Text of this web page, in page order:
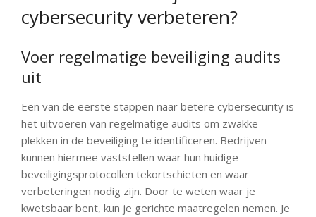
cybersecurity verbeteren?
Voer regelmatige beveiliging audits
uit
Een van de eerste stappen naar betere cybersecurity is
het uitvoeren van regelmatige audits om zwakke
plekken in de beveiliging te identificeren. Bedrijven
kunnen hiermee vaststellen waar hun huidige
beveiligingsprotocollen tekortschieten en waar
verbeteringen nodig zijn. Door te weten waar je
kwetsbaar bent, kun je gerichte maatregelen nemen. Je